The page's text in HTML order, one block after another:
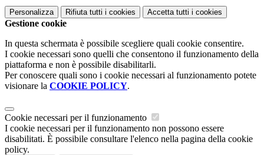
Personalizza Rifiuta tutti i cookies Accetta tutti i cookies
Gestione cookie
In questa schermata è possibile scegliere quali cookie consentire.
I cookie necessari sono quelli che consentono il funzionamento della
piattaforma e non è possibile disabilitarli.
Per conoscere quali sono i cookie necessari al funzionamento potete
visionare la COOKIE POLICY.
Cookie necessari per il funzionamento
I cookie necessari per il funzionamento non possono essere
disabilitati. È possibile consultare l'elenco nella pagina della cookie
policy.